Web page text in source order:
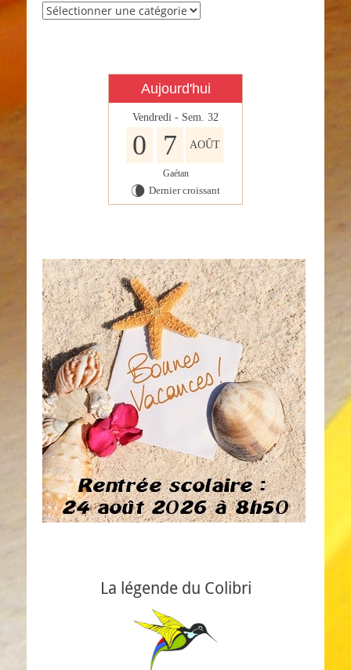
Catégories
Aujourd'hui
Vendredi - Sem. 32
0 7 AOÛT
Gaétan
V Dernier croissant
La légende du Colibri